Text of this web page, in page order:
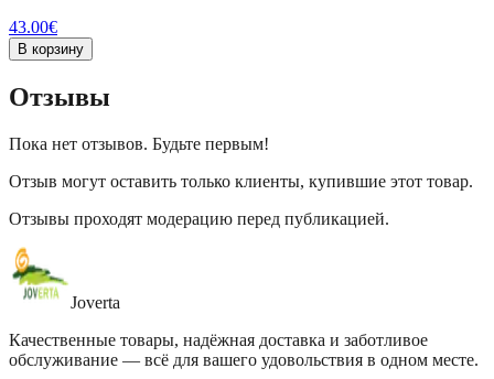
43.00€
В корзину
Отзывы
Пока нет отзывов. Будьте первым!
Отзыв могут оставить только клиенты, купившие этот товар.
Отзывы проходят модерацию перед публикацией.
Joverta
Качественные товары, надёжная доставка и заботливое
обслуживание — всё для вашего удовольствия в одном месте.